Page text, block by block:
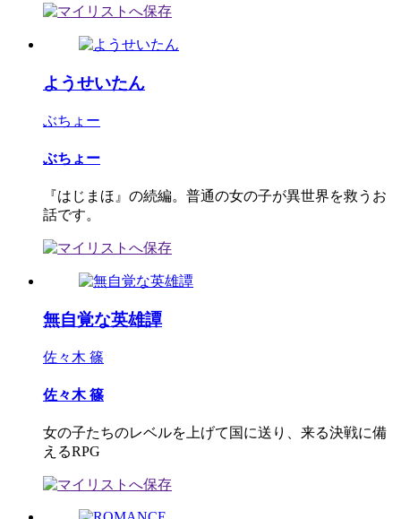
ようせいたん
ぶちょー
ぶちょー
『はじまほ』の続編。普通の女の子が異世界を救うお
話です。
無自覚な英雄譚
佐々木 篠
佐々木 篠
女の子たちのレベルを上げて国に送り、来る決戦に備
えるRPG